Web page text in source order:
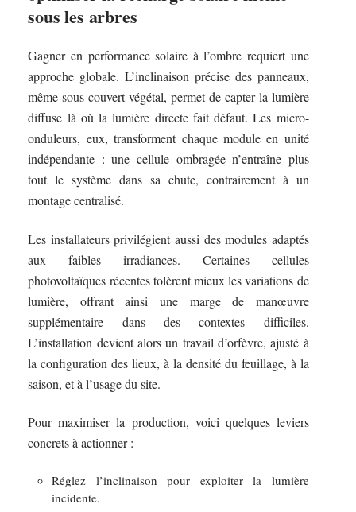
sous les arbres
Gagner en performance solaire à l’ombre requiert une
approche globale. L’inclinaison précise des panneaux,
même sous couvert végétal, permet de capter la lumière
diffuse là où la lumière directe fait défaut. Les micro-
onduleurs, eux, transforment chaque module en unité
indépendante : une cellule ombragée n’entraîne plus
tout le système dans sa chute, contrairement à un
montage centralisé.
Les installateurs privilégient aussi des modules adaptés
aux faibles irradiances. Certaines cellules
photovoltaïques récentes tolèrent mieux les variations de
lumière, offrant ainsi une marge de manœuvre
supplémentaire dans des contextes difficiles.
L’installation devient alors un travail d’orfèvre, ajusté à
la configuration des lieux, à la densité du feuillage, à la
saison, et à l’usage du site.
Pour maximiser la production, voici quelques leviers
concrets à actionner :
Réglez l’inclinaison pour exploiter la lumière
incidente.